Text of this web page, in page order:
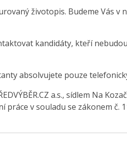
životopis. Budeme Vás v
kandidáty, kteří
absolvujete pouze
a.s., sídlem Na
v souladu se zákonem č.